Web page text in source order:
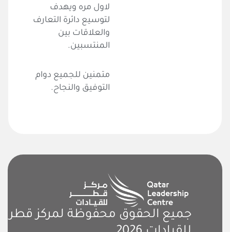
لاول مره ويهدف
لتوسيع دائرة التعارف
والعلاقات بين
المنتسبين.
متمنين للجميع دوام
التوفيق والنجاح.
جميع الحقوق محفوظة لمركز قطر